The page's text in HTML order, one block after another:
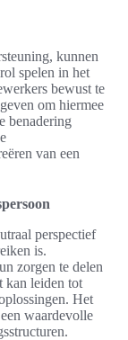
kunnen
spelen in het
bewust te
om hiermee
benadering
van een
perspectief
is.
zorgen te delen
kan leiden tot
Het
waardevolle